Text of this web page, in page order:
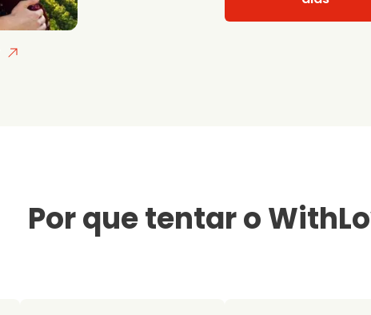
Por que tentar o